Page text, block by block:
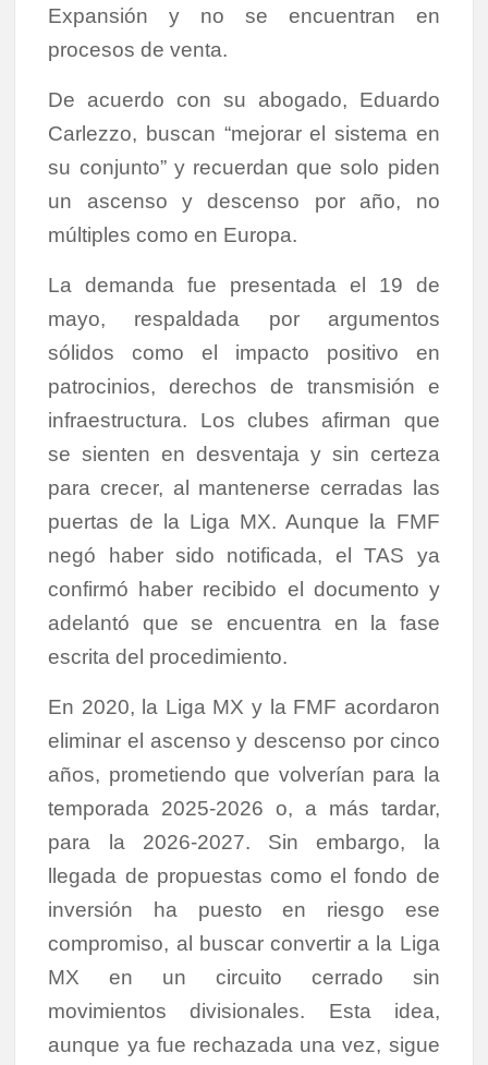
Expansión y no se encuentran en
procesos de venta.
De acuerdo con su abogado, Eduardo
Carlezzo, buscan “mejorar el sistema en
su conjunto” y recuerdan que solo piden
un ascenso y descenso por año, no
múltiples como en Europa.
La demanda fue presentada el 19 de
mayo, respaldada por argumentos
sólidos como el impacto positivo en
patrocinios, derechos de transmisión e
infraestructura. Los clubes afirman que
se sienten en desventaja y sin certeza
para crecer, al mantenerse cerradas las
puertas de la Liga MX. Aunque la FMF
negó haber sido notificada, el TAS ya
confirmó haber recibido el documento y
adelantó que se encuentra en la fase
escrita del procedimiento.
En 2020, la Liga MX y la FMF acordaron
eliminar el ascenso y descenso por cinco
años, prometiendo que volverían para la
temporada 2025-2026 o, a más tardar,
para la 2026-2027. Sin embargo, la
llegada de propuestas como el fondo de
inversión ha puesto en riesgo ese
compromiso, al buscar convertir a la Liga
MX en un circuito cerrado sin
movimientos divisionales. Esta idea,
aunque ya fue rechazada una vez, sigue